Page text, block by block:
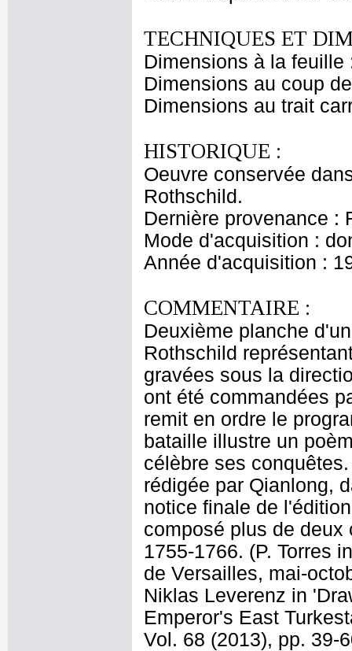
TECHNIQUES ET
Dimensions à la
Dimensions au coup
Dimensions au trait
HISTORIQUE :
Oeuvre conservée
Rothschild.
Dernière provenance :
Mode d'acquisition :
Année d'acquisition :
COMMENTAIRE :
Deuxième planche
Rothschild
gravées sous la
ont été commandées
remit en ordre le
bataille illustre un
célèbre ses
rédigée par Qianlong,
notice finale de
composé plus de
1755-1766. (P. Torres
de Versailles, mai-
Niklas Leverenz in
Emperor's East
Vol. 68 (2013), pp. 39-